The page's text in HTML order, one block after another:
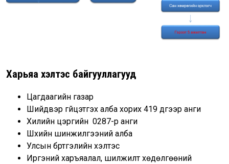
Харьяа хэлтэс байгууллагууд
Цагдаагийн газар
Шийдвэр гүйцэтгэх алба хорих 419 дүгээр анги
Хилийн цэргийн 0287-р анги
Шүүхийн шинжилгээний алба
Улсын бүртгэлийн хэлтэс
Иргэний харъяалал, шилжилт хөдөлгөөний